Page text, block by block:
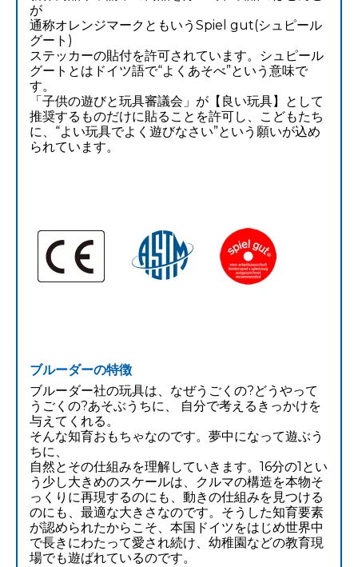
が
通称オレンジマークともいうSpiel gut(シュピール
グート)
ステッカーの貼付を許可されています。シュピール
グートとはドイツ語で“よくあそべ”という意味で
す。
「子供の遊びと玩具審議会」が【良い玩具】として
推奨するものだけに貼ることを許可し、こどもたち
に、“よい玩具でよく遊びなさい”という願いが込め
られています。
ブルーダーの特徴
ブルーダー社の玩具は、なぜうごくの?どうやって
うごくの?あそぶうちに、 自分で考えるきっかけを
与えてくれる。
そんな知育おもちゃなのです。夢中になって遊ぶう
ちに、
自然とその仕組みを理解していきます。16分の1とい
う少し大きめのスケールは、クルマの構造を本物そ
っくりに再現するのにも、動きの仕組みを見つける
のにも、最適な大きさなのです。そうした知育要素
が認められたからこそ、本国ドイツをはじめ世界中
で長きにわたって愛され続け、幼稚園などの教育現
場でも遊ばれているのです。